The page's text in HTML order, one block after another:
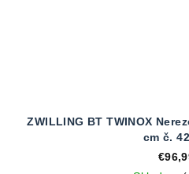
ZWILLING BT TWINOX
cm č.